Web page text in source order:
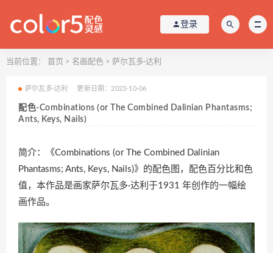
登录
当前位置： 首页 > 名画配色 > 萨尔瓦多·达利
萨尔瓦多·达利 更新日期：2023-10-06
配色-Combinations (or The Combined Dalinian Phantasms;
Ants, Keys, Nails)
简介：《Combinations (or The Combined Dalinian
Phantasms; Ants, Keys, Nails)》的配色图，配色百分比和色
值，本作品是画家萨尔瓦多·达利于1931 年创作的一幅绘
画作品。